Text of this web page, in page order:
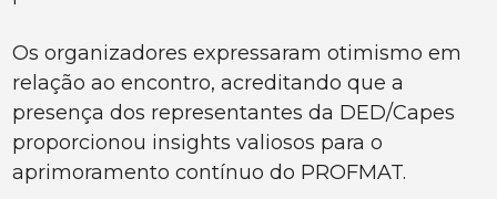
Os organizadores expressaram otimismo em
relação ao encontro, acreditando que a
presença dos representantes da DED/Capes
proporcionou insights valiosos para o
aprimoramento contínuo do PROFMAT.